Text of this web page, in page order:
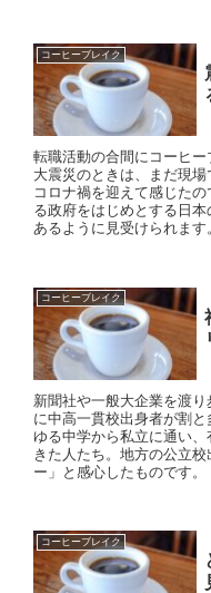
コーヒーブレイク
転職活動の合間にコーヒ
大震災のときは、まだ現
コロナ禍を迎えて感じた
る政府をはじめとする日
あるように見受けられます
コーヒーブレイク
新聞社や一般大企業を渡
に中高一貫校出身者が割
ゆる中学から私立に通い
きた人たち。地方の公立
ー」と感心したものです。
コーヒーブレイク